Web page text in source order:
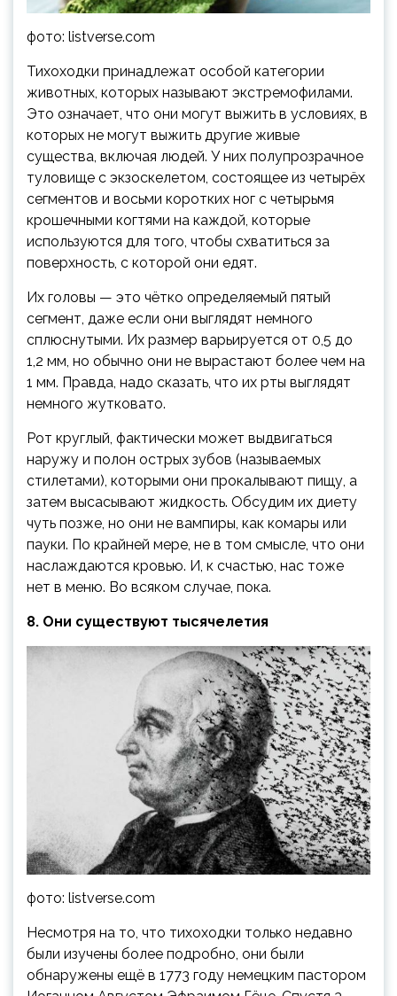
фото: listverse.com
Тихоходки принадлежат особой категории
животных, которых называют экстремофилами.
Это означает, что они могут выжить в условиях, в
которых не могут выжить другие живые
существа, включая людей. У них полупрозрачное
туловище с экзоскелетом, состоящее из четырёх
сегментов и восьми коротких ног с четырьмя
крошечными когтями на каждой, которые
используются для того, чтобы схватиться за
поверхность, с которой они едят.
Их головы — это чётко определяемый пятый
сегмент, даже если они выглядят немного
сплюснутыми. Их размер варьируется от 0,5 до
1,2 мм, но обычно они не вырастают более чем на
1 мм. Правда, надо сказать, что их рты выглядят
немного жутковато.
Рот круглый, фактически может выдвигаться
наружу и полон острых зубов (называемых
стилетами), которыми они прокалывают пищу, а
затем высасывают жидкость. Обсудим их диету
чуть позже, но они не вампиры, как комары или
пауки. По крайней мере, не в том смысле, что они
наслаждаются кровью. И, к счастью, нас тоже
нет в меню. Во всяком случае, пока.
8. Они существуют тысячелетия
фото: listverse.com
Несмотря на то, что тихоходки только недавно
были изучены более подробно, они были
обнаружены ещё в 1773 году немецким пастором